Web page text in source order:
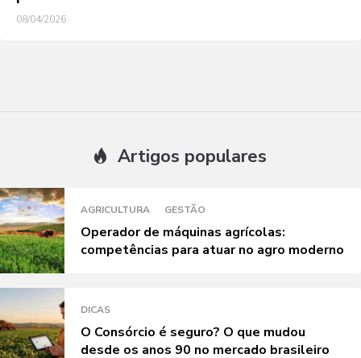
08/04/2026
Artigos populares
AGRICULTURA GESTÃO
Operador de máquinas agrícolas:
competências para atuar no agro moderno
DICAS
O Consórcio é seguro? O que mudou
desde os anos 90 no mercado brasileiro